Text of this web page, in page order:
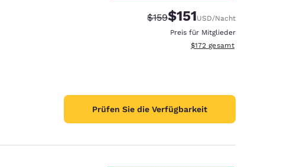
Durchgestrichener Preis:
$159Vergünstigter Preis:
$151USD/Nacht
Preis für Mitglieder
Geschätzte Gesamtdetails
$172 gesamt
Prüfen Sie die Verfügbarkeit